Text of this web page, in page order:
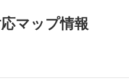
マップ情報